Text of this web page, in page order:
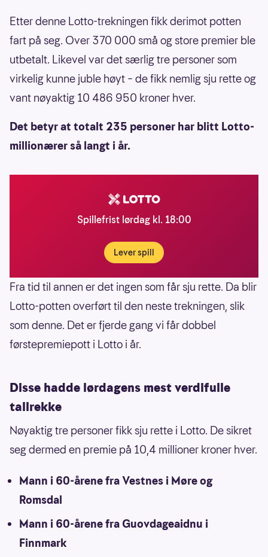
Etter denne Lotto-trekningen fikk derimot potten
fart på seg. Over 370 000 små og store premier ble
utbetalt. Likevel var det særlig tre personer som
virkelig kunne juble høyt – de fikk nemlig sju rette og
vant nøyaktig 10 486 950 kroner hver.
Det betyr at totalt 235 personer har blitt Lotto-
millionærer så langt i år.
Spillefrist lørdag kl. 18:00
Lever spill
Fra tid til annen er det ingen som får sju rette. Da blir
Lotto-potten overført til den neste trekningen, slik
som denne. Det er fjerde gang vi får dobbel
førstepremiepott i Lotto i år.
Disse hadde lørdagens mest verdifulle
tallrekke
Nøyaktig tre personer fikk sju rette i Lotto. De sikret
seg dermed en premie på 10,4 millioner kroner hver.
Mann i 60-årene fra Vestnes i Møre og
Romsdal
Mann i 60-årene fra Guovdageaidnu i
Finnmark